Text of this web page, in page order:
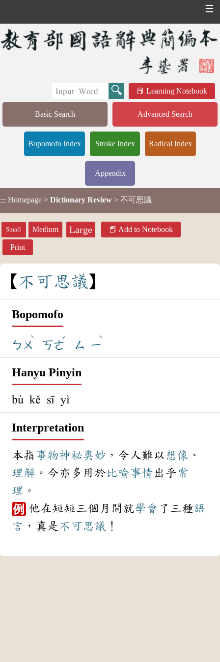
☰
Learning Notebook
Basic Search Advanced Search
Bopomofo Index Stroke Index Radical Index
Appendix
::: Homepage > Dictionary Review > 不可思議
Small Medium Large Add to Notebook
Print
不 可思議
Bopomofo
ㄅㄨ
ˋ
ㄎㄜ
ˇ
ㄙ ㄧ
ˋ
Hanyu Pinyin
bù kě sī yì
Interpretation
本指 事物神祕奧妙 ，令人難以 想像 、
理解 。今亦多用於 比喻事情 出乎 常
理 。
例 他在短短三個月間就學會 了三種語
言 ，真是 不可思議 ！